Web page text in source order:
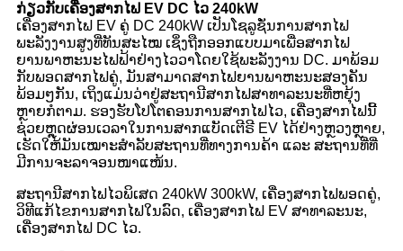
ກ່ຽວກັບເຄື່ອງສາກໄຟ EV DC ໄວ 240kW
ເຄື່ອງສາກໄຟ EV ຄູ່ DC 240kW ເປັນໂຊລູຊັ່ນການສາກໄຟ
ພະລັງງານສູງທີ່ທັນສະໄໝ ເຊິ່ງຖືກອອກແບບມາເພື່ອສາກໄຟ
ຍານພາຫະນະໄຟຟ້າຢ່າງໄວວາໂດຍໃຊ້ພະລັງງານ DC. ມາພ້ອມ
ກັບພອດສາກໄຟຄູ່, ມັນສາມາດສາກໄຟຍານພາຫະນະສອງຄັນ
ພ້ອມໆກັນ, ເຖິງແມ່ນວ່າຢູ່ສະຖານີສາກໄຟສາທາລະນະທີ່ຫຍຸ້ງ
ຫຼາຍກໍຕາມ. ຮອງຮັບໂປໂຕຄອນການສາກໄຟໄວ, ເຄື່ອງສາກໄຟນີ້
ຊ່ວຍຫຼຸດຜ່ອນເວລາໃນການສາກແບັດເຕີຣີ EV ໄດ້ຢ່າງຫຼວງຫຼາຍ,
ເຮັດໃຫ້ມັນເໝາະສຳລັບສະຖານທີ່ທາງການຄ້າ ແລະ ສະຖານທີ່ທີ່
ມີການຈະລາຈອນໜາແໜ້ນ.
ສະຖານີສາກໄຟໄວພິເສດ 240kW 300kW, ເຄື່ອງສາກໄຟພອດຄູ່,
ວິທີແກ້ໄຂການສາກໄຟໃນລົດ, ເຄື່ອງສາກໄຟ EV ສາທາລະນະ,
ເຄື່ອງສາກໄຟ DC ໄວ.